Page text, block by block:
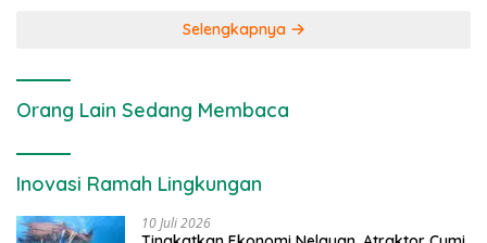
Selengkapnya
Orang Lain Sedang Membaca
Inovasi Ramah Lingkungan
10 Juli 2026